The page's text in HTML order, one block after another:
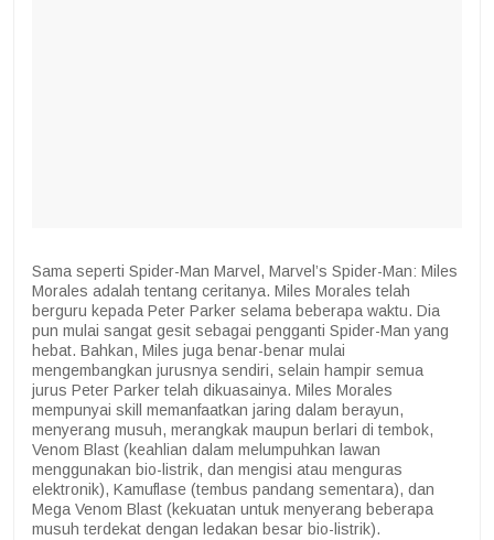
Sama seperti Spider-Man Marvel, Marvel’s Spider-Man: Miles
Morales adalah tentang ceritanya. Miles Morales telah
berguru kepada Peter Parker selama beberapa waktu. Dia
pun mulai sangat gesit sebagai pengganti Spider-Man yang
hebat. Bahkan, Miles juga benar-benar mulai
mengembangkan jurusnya sendiri, selain hampir semua
jurus Peter Parker telah dikuasainya. Miles Morales
mempunyai skill memanfaatkan jaring dalam berayun,
menyerang musuh, merangkak maupun berlari di tembok,
Venom Blast (keahlian dalam melumpuhkan lawan
menggunakan bio-listrik, dan mengisi atau menguras
elektronik), Kamuflase (tembus pandang sementara), dan
Mega Venom Blast (kekuatan untuk menyerang beberapa
musuh terdekat dengan ledakan besar bio-listrik).